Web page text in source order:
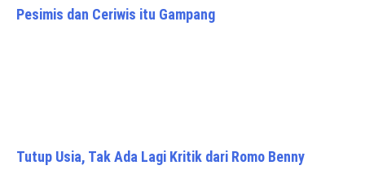
Pesimis dan Ceriwis itu Gampang
Tutup Usia, Tak Ada Lagi Kritik dari Romo Benny